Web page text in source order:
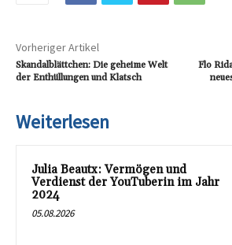
Vorheriger Artikel
Skandalblättchen: Die geheime Welt
der Enthüllungen und Klatsch
Flo
Weiterlesen
Julia Beautx: Vermögen und
Verdienst der YouTuberin im Jahr
2024
05.08.2026